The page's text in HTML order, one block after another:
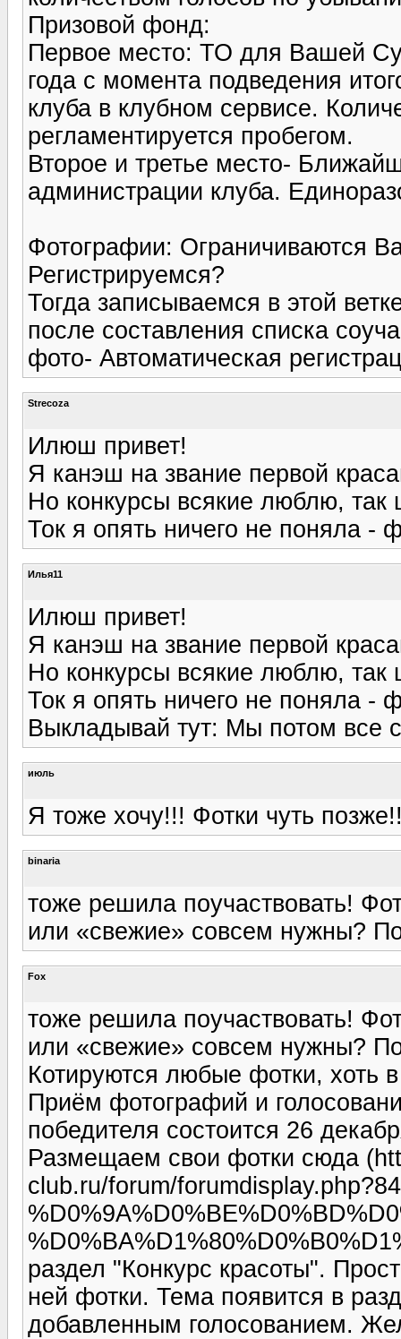
Призовой фонд:
Первое место: ТО для Вашей
года с момента подведения
клуба в клубном сервисе.
регламентируется пробегом.
Второе и третье место-
администрации клуба.
Фотографии: Ограничиваются
Регистрируемся?
Тогда записываемся в этой
после составления списка
фото- Автоматическая
Strecoza
Илюш привет!
Я канэш на звание первой
Но конкурсы всякие люблю, так
Ток я опять ничего не поняла -
Илья11
Илюш привет!
Я канэш на звание первой
Но конкурсы всякие люблю, так
Ток я опять ничего не поняла -
Выкладывай тут: Мы потом все
июль
Я тоже хочу!!! Фотки чуть
binaria
тоже решила поучаствовать!
или «свежие» совсем нужны?
Fox
тоже решила поучаствовать!
или «свежие» совсем нужны?
Котируются любые фотки, хоть
Приём фотографий и
победителя состоится 26
Размещаем свои фотки сюда
club.ru/forum/
раздел "Конкурс красоты".
ней фотки. Тема появится в
добавленным голосованием.